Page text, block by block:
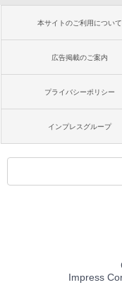
本サイトのご利用について
広告掲載のご案内
プライバシーポリシー
インプレスグループ
Impress